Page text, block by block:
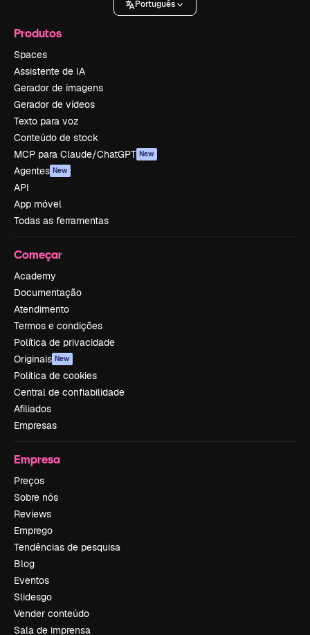
Português
Produtos
Spaces
Assistente de IA
Gerador de imagens
Gerador de vídeos
Texto para voz
Conteúdo de stock
MCP para Claude/ChatGPT New
Agentes New
API
App móvel
Todas as ferramentas
Começar
Academy
Documentação
Atendimento
Termos e condições
Política de privacidade
Originais New
Política de cookies
Central de confiabilidade
Afiliados
Empresas
Empresa
Preços
Sobre nós
Reviews
Emprego
Tendências de pesquisa
Blog
Eventos
Slidesgo
Vender conteúdo
Sala de imprensa